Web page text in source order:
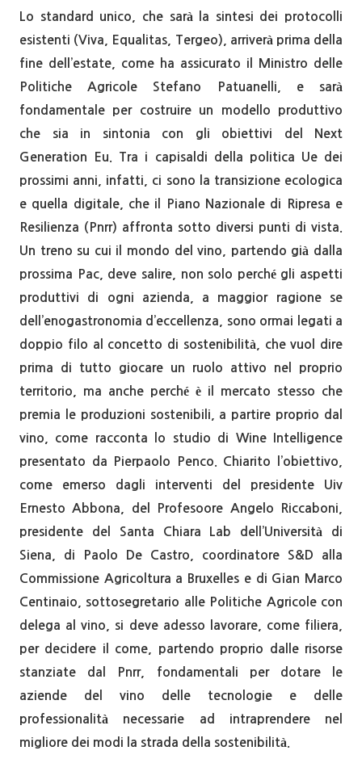
Lo standard unico, che sarà la sintesi dei protocolli
esistenti (Viva, Equalitas, Tergeo), arriverà prima della
fine dell’estate, come ha assicurato il Ministro delle
Politiche Agricole Stefano Patuanelli, e sarà
fondamentale per costruire un modello produttivo
che sia in sintonia con gli obiettivi del Next
Generation Eu. Tra i capisaldi della politica Ue dei
prossimi anni, infatti, ci sono la transizione ecologica
e quella digitale, che il Piano Nazionale di Ripresa e
Resilienza (Pnrr) affronta sotto diversi punti di vista.
Un treno su cui il mondo del vino, partendo già dalla
prossima Pac, deve salire, non solo perché gli aspetti
produttivi di ogni azienda, a maggior ragione se
dell’enogastronomia d’eccellenza, sono ormai legati a
doppio filo al concetto di sostenibilità, che vuol dire
prima di tutto giocare un ruolo attivo nel proprio
territorio, ma anche perché è il mercato stesso che
premia le produzioni sostenibili, a partire proprio dal
vino, come racconta lo studio di Wine Intelligence
presentato da Pierpaolo Penco. Chiarito l’obiettivo,
come emerso dagli interventi del presidente Uiv
Ernesto Abbona, del Profesoore Angelo Riccaboni,
presidente del Santa Chiara Lab dell’Università di
Siena, di Paolo De Castro, coordinatore S&D alla
Commissione Agricoltura a Bruxelles e di Gian Marco
Centinaio, sottosegretario alle Politiche Agricole con
delega al vino, si deve adesso lavorare, come filiera,
per decidere il come, partendo proprio dalle risorse
stanziate dal Pnrr, fondamentali per dotare le
aziende del vino delle tecnologie e delle
professionalità necessarie ad intraprendere nel
migliore dei modi la strada della sostenibilità.